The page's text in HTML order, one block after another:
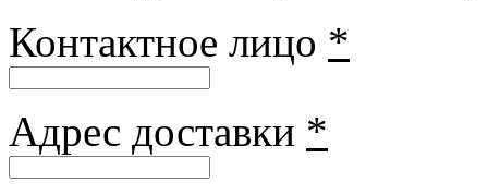
Контактное лицо *
Адрес доставки *